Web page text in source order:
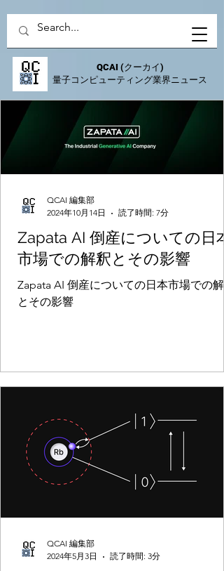
QCAI (クーカイ)
量子コンピューティング業界ニュース
Zapata AI 倒産についての日本
市場での解釈とその影響
Zapata AI 倒産についての日本市場での解
とその影響
QCAI 編集部
2024年10月14日
読了時間: 7分
QCAI 編集部
2024年5月3日
読了時間: 3分